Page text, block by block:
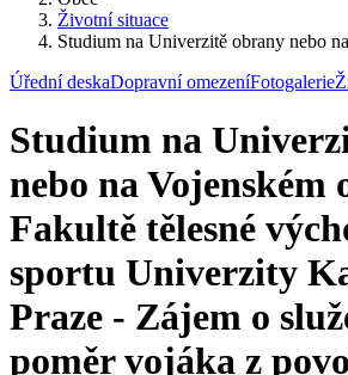
Životní situace
Studium na Univerzitě obrany nebo
Úřední deskaDopravní omezeníFotogalerie
Studium na
nebo na Vojenském
Fakultě tělesné
sportu Univerzity
Praze - Zájem o
poměr vojáka z